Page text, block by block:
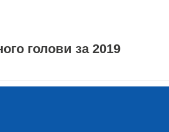
голови за 2019